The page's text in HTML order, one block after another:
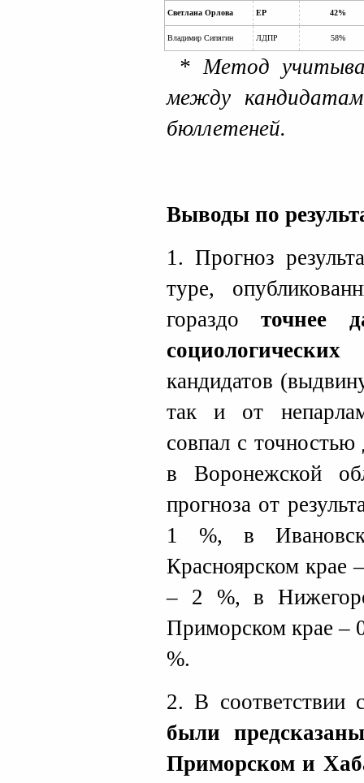
Светлана Орлова ЕР 42%
Владимир Сипягин ЛДПР 58%
*Метод
между
бюллетеней.
Выводы по
1. Прогноз
туре,
гораздоточнее
кандидатов
так и от
совпал с
в Воронежской
прогноза от
1 %, в
Красноярском крае
– 2 %, в
Приморском крае –
%.
2. В соответствии
были
Приморском и